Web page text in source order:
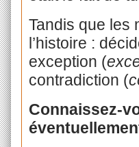
Tandis que les
l’histoire :
exception (
contradiction (
Connaissez-